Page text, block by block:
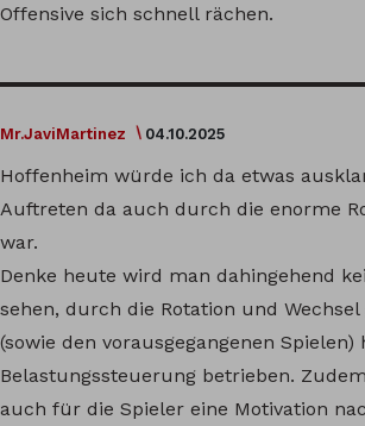
Offensive sich schnell rächen.
Mr.JaviMartinez 04.10.2025
Hoffenheim würde ich da etwas
Auftreten da auch durch die enorme
war.
Denke heute wird man dahingehend
sehen, durch die Rotation und Wechsel
(sowie den vorausgegangenen
Belastungssteuerung betrieben.
auch für die Spieler eine Motivation